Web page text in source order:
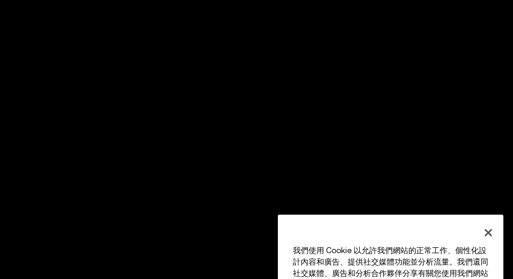
我們使用 Cookie 以允許我們網站的正常工作、個性化設
計內容和廣告、提供社交媒體功能並分析流量。我們還同
社交媒體、廣告和分析合作夥伴分享有關您使用我們網站